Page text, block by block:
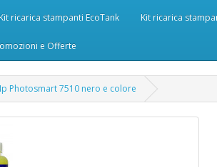
Kit ricarica stampanti EcoTank Kit ricarica
e Offerte
Photosmart 7510 nero e colore